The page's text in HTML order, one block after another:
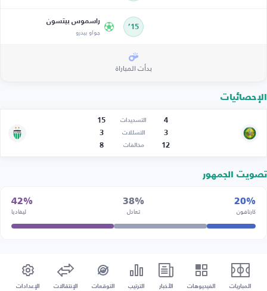
15’
راسموس بيتسون
جواو بيدرو
بدأت المباراة
الإحصائيات
4 التسديدات
15
3
التسللات
3
12
مخالفات 8
تصويت الجمهور
20%
كارنافون
38%
تعادل
42%
ليفاديا
المباريات الفيديوهات الأخبار الترتيب التوقعات الإنتقالات الإعدادات